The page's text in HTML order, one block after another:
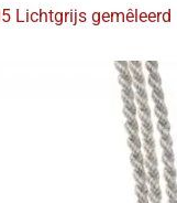
Lichtgrijs gemêleerd